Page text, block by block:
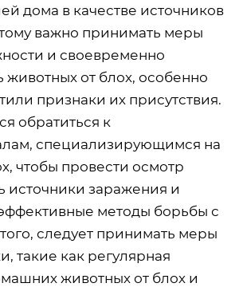
дома в качестве источников
важно принимать меры
и своевременно
животных от блох, особенно
признаки их присутствия.
обратиться к
специализирующимся на
чтобы провести осмотр
источники заражения и
методы борьбы с
следует принимать меры
такие как регулярная
животных от блох и